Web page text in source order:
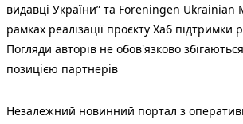
видавці України” та Foreningen
рамках реалізації проєкту Хаб підтримки
Погляди авторів не обов'язково
позицією партнерів
Незалежний новинний портал з